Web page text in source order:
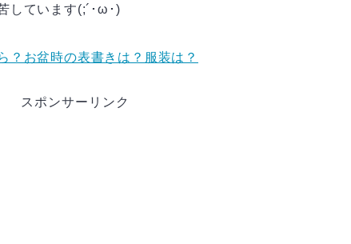
しています(;´･ω･)
？お盆時の表書きは？服装は？
スポンサーリンク